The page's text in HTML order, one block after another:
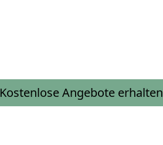
Kostenlose Angebote erhalten